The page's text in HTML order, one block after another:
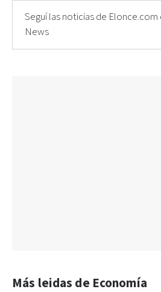
Seguí las noticias de Elonce.com
News
Más leidas de Economía